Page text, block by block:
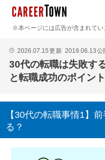
※本ページには広告が含まれてい
🕒 2026.07.15更新 2019.06.13公
30代の転職は失敗す
と転職成功のポイント
【30代の転職事情1】
る？